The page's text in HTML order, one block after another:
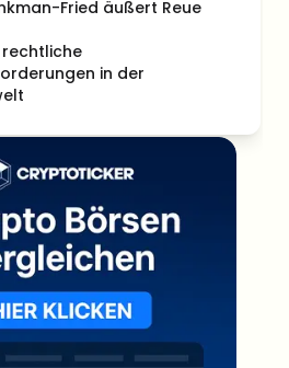
Fried äußert Reue
in der